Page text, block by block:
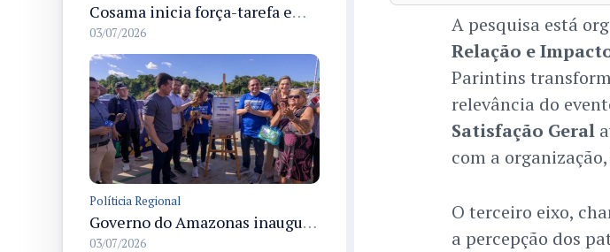
Cosama inicia força-tarefa em Anamã para fortalecer abastecimento de água e segurança hídrica da população
03/07/2026
Políticia Regional
Governo do Amazonas inaugura primeiro Castramóvel Fluvial para atendimento veterinário às comunidades ribeirinhas e castração gratuita
03/07/2026
A pesquisa está
Relação e
Parintins
relevância do
Satisfação Geral
com a
O terceiro eixo,
a percepção dos